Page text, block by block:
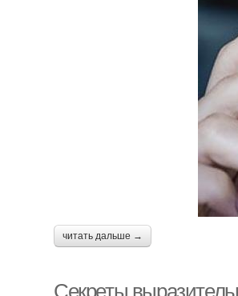
читать дальше →
Секреты